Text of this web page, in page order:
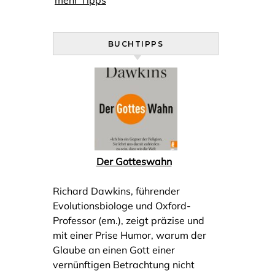
BUCHTIPPS
Der Gotteswahn
Richard Dawkins, führender
Evolutionsbiologe und Oxford-
Professor (em.), zeigt präzise und
mit einer Prise Humor, warum der
Glaube an einen Gott einer
vernünftigen Betrachtung nicht